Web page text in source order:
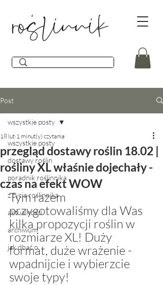
Post
wszystkie posty
dostawy roślin
poradnik roślinnika
z życia roślinnika
aktualności
archiwum
jak dbać o
wszystkie posty
przegląd dostawy roślin 18.02 |
rośliny XL właśnie dojechały -
czas na efekt WOW
18 lut 1 minut(y) czytania
Tym razem
przygotowaliśmy dla Was
kilka propozycji roślin w
rozmiarze XL! Duży
format, duże wrażenie -
wpadnijcie i wybierzcie
swoje typy!